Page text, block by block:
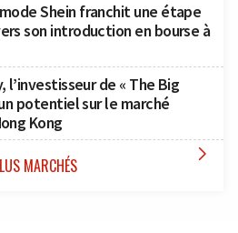
Shein franchit une étape
son introduction en bourse à
l’investisseur de « The Big
potentiel sur le marché
Kong
MARCHÉS 